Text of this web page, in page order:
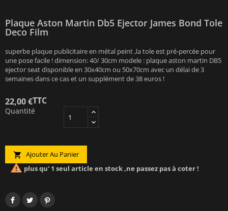
Plaque Aston Martin Db5 Ejector James Bond Tole
Deco Film
superbe plaque publicitaire en métal peint ,la tole est pré-percée pour
une pose facile ! dimension: 40/ 30cm modele : plaque aston martin DB5
ejector seat disponible en 30x40cm ou 50x70cm avec un délai de 3
semaines dans ce cas et un supplément de 38 euros !
22,00 €TTC
Quantité
 Ajouter Au Panier
 plus qu' 1 seul article en stock ,ne passez pas à coter !